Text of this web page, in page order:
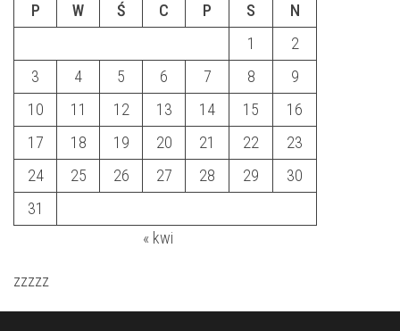
P
W Ś C P S
N
1
2
3
4 5 6 7 8
9
10
11 12 13 14 15
16
17
18 19 20 21 22
23
24
25 26 27 28 29
30
31
« kwi
zzzzz